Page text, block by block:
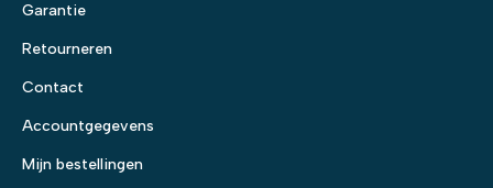
Garantie
Retourneren
Contact
Accountgegevens
Mijn bestellingen